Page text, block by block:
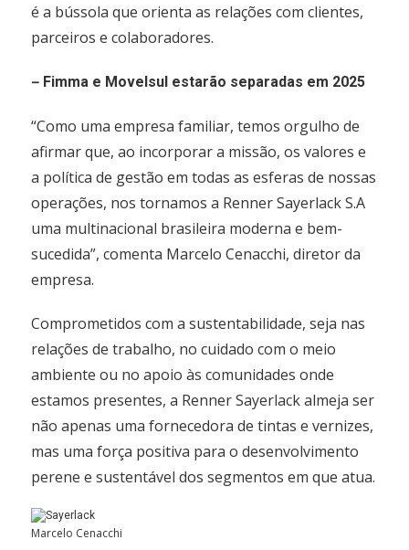
é a bússola que orienta as relações com clientes,
parceiros e colaboradores.
– Fimma e Movelsul estarão separadas em 2025
“Como uma empresa familiar, temos orgulho de
afirmar que, ao incorporar a missão, os valores e
a política de gestão em todas as esferas de nossas
operações, nos tornamos a Renner Sayerlack S.A
uma multinacional brasileira moderna e bem-
sucedida”, comenta Marcelo Cenacchi, diretor da
empresa.
Comprometidos com a sustentabilidade, seja nas
relações de trabalho, no cuidado com o meio
ambiente ou no apoio às comunidades onde
estamos presentes, a Renner Sayerlack almeja ser
não apenas uma fornecedora de tintas e vernizes,
mas uma força positiva para o desenvolvimento
perene e sustentável dos segmentos em que atua.
Marcelo Cenacchi